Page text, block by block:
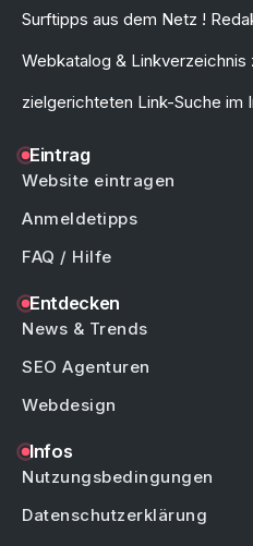
Surftipps aus dem Netz !
Webkatalog & Linkverzeichnis
zielgerichteten Link-Suche im
Eintrag
Website eintragen
Anmeldetipps
FAQ / Hilfe
Entdecken
News & Trends
SEO Agenturen
Webdesign
Infos
Nutzungsbedingungen
Datenschutzerklärung